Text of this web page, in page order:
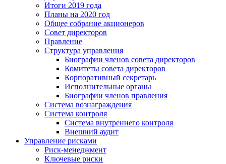
Итоги 2019 года
Планы на 2020 год
Общее собрание акционеров
Совет директоров
Правление
Структура управления
Биографии членов совета директоров
Комитеты совета директоров
Корпоративный секретарь
Исполнительные органы
Биографии членов правления
Система вознаграждения
Система контроля
Система внутреннего контроля
Внешний аудит
Управление рисками
Риск-менеджмент
Ключевые риски